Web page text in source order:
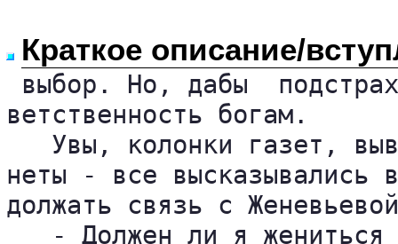
Краткое описание/
выбор. Но, дабы
ветственность богам.
Увы, колонки газет,
неты - все высказывались
должать связь с
- Должен ли я жениться